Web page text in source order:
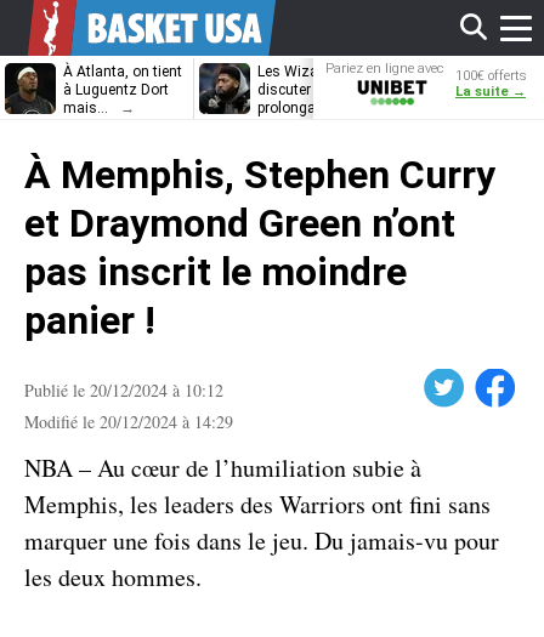
À Atlanta, on tient
à Luguentz Dort
mais…
Les Wizards vont
discuter
prolongation avec
Dennis
découvrira-t-il
Pariez en ligne avec
Unibet
100€ offerts
La suite →
À Memphis, Stephen Curry
et Draymond Green n’ont
pas inscrit le moindre
panier !
Publié le 20/12/2024 à 10:12
Modifié le 20/12/2024 à 14:29
Facebook
NBA – Au cœur de l’humiliation subie à
Memphis, les leaders des Warriors ont fini sans
marquer une fois dans le jeu. Du jamais-vu pour
les deux hommes.